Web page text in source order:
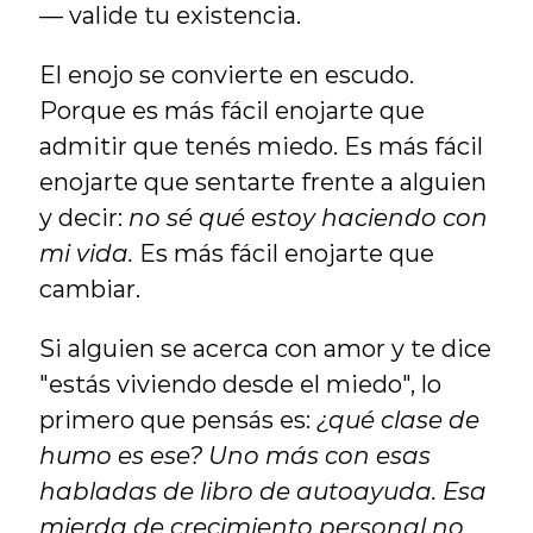
— valide tu existencia.
El enojo se convierte en escudo.
Porque es más fácil enojarte que
admitir que tenés miedo. Es más fácil
enojarte que sentarte frente a alguien
y decir: no sé qué estoy haciendo con
mi vida. Es más fácil enojarte que
cambiar.
Si alguien se acerca con amor y te dice
"estás viviendo desde el miedo", lo
primero que pensás es: ¿qué clase de
humo es ese? Uno más con esas
habladas de libro de autoayuda. Esa
mierda de crecimiento personal no